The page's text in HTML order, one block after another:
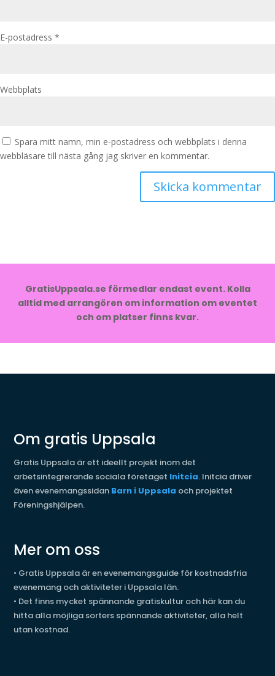
E-postadress *
Webbplats
Spara mitt namn, min e-postadress och webbplats i denna
webbläsare till nästa gång jag skriver en kommentar.
GratisUppsala.se förmedlar endast event. Kolla
alltid med arrangören om information om eventet
och om platser finns kvar.
Om gratis Uppsala
Gratis Uppsala är ett ideellt projekt inom det
arbetsintegrerande sociala företaget Initcia. Initcia driver
även evenemangssidan Barn i Uppsala och projektet
Föreningshjälpen.
Mer om oss
• Gratis Uppsala är en evenemangsguide för kostnadsfria
evenemang och aktiviteter i Uppsala län.
• Det finns mycket spännande gratiskultur och här kan du
hitta alla möjliga sorters spännande aktiviteter, alla helt
utan kostnad.